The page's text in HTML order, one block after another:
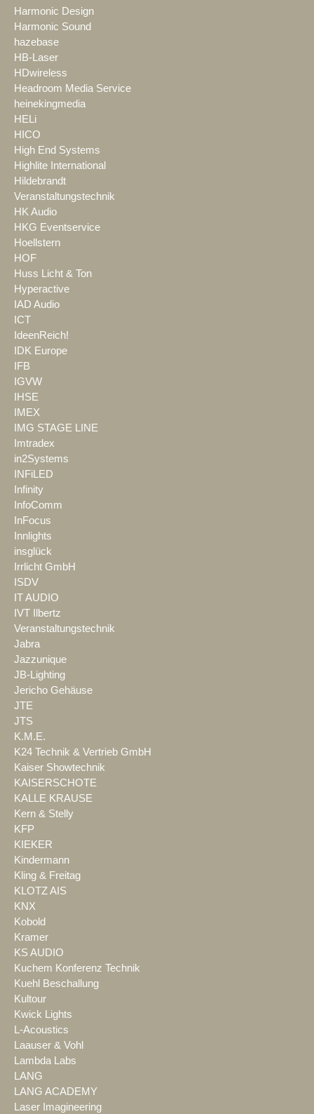
Harmonic Design
Harmonic Sound
hazebase
HB-Laser
HDwireless
Headroom Media Service
heinekingmedia
HELi
HICO
High End Systems
Highlite International
Hildebrandt
Veranstaltungstechnik
HK Audio
HKG Eventservice
Hoellstern
HOF
Huss Licht & Ton
Hyperactive
IAD Audio
ICT
IdeenReich!
IDK Europe
IFB
IGVW
IHSE
IMEX
IMG STAGE LINE
Imtradex
in2Systems
INFiLED
Infinity
InfoComm
InFocus
Innlights
insglück
Irrlicht GmbH
ISDV
IT AUDIO
IVT Ilbertz
Veranstaltungstechnik
Jabra
Jazzunique
JB-Lighting
Jericho Gehäuse
JTE
JTS
K.M.E.
K24 Technik & Vertrieb GmbH
Kaiser Showtechnik
KAISERSCHOTE
KALLE KRAUSE
Kern & Stelly
KFP
KIEKER
Kindermann
Kling & Freitag
KLOTZ AIS
KNX
Kobold
Kramer
KS AUDIO
Kuchem Konferenz Technik
Kuehl Beschallung
Kultour
Kwick Lights
L-Acoustics
Laauser & Vohl
Lambda Labs
LANG
LANG ACADEMY
Laser Imagineering